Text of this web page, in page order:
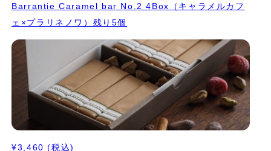
Barrantie Caramel bar No.2 4Box（キャラメルカフ
ェ×プラリネノワ）残り5個
¥3,460 (税込)